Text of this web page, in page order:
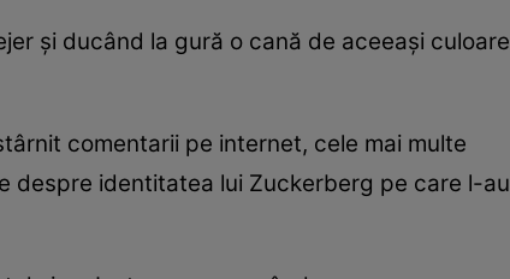
și ducând la gură o cană de aceeași culoare
comentarii pe internet, cele mai multe
despre identitatea lui Zuckerberg pe care l-au